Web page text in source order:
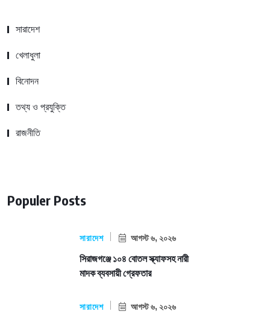
সারাদেশ
খেলাধুলা
বিনোদন
তথ্য ও প্রযুক্তি
রাজনীতি
Populer Posts
সারাদেশ আগস্ট ৬, ২০২৬
সিরাজগঞ্জে ১০৪ বোতল স্ক্যাফসহ নারী
মাদক ব্যবসায়ী গ্রেফতার
সারাদেশ আগস্ট ৬, ২০২৬